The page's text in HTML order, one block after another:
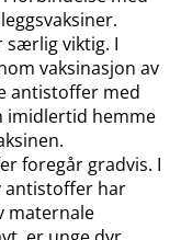
særlig viktig. I
vaksinasjon av
antistoffer med
imidlertid hemme
foregår gradvis. I
antistoffer har
maternale